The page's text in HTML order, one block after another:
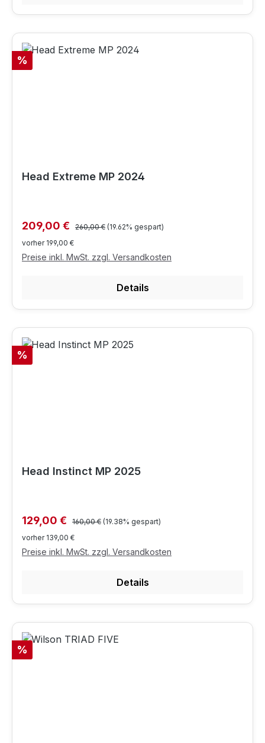
Rabatt
%
Head Extreme MP 2024
Verkaufspreis:
209,00 € Regulärer Preis:
260,00 € (19.62% gespart)
vorher 199,00 €
Preise inkl. MwSt. zzgl. Versandkosten
Details
Rabatt
%
Head Instinct MP 2025
Verkaufspreis:
129,00 € Regulärer Preis:
160,00 € (19.38% gespart)
vorher 139,00 €
Preise inkl. MwSt. zzgl. Versandkosten
Details
Rabatt
%